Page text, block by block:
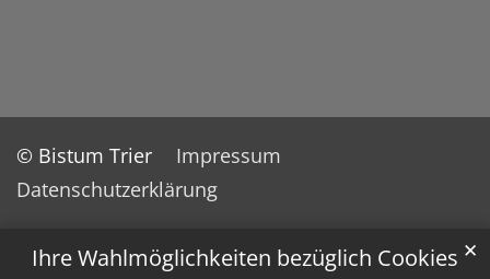
Ihre Wahlmöglichkeiten bezüglich Cookies ✕
© Bistum Trier
Impressum
Datenschutzerklärung